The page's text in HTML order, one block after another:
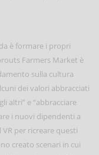
è formare i propri
Farmers Market è
sulla cultura
dei valori abbracciati
altri” e “abbracciare
i nuovi dipendenti a
per ricreare questi
creato scenari in cui